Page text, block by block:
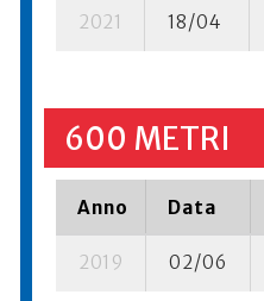
2021 18/04
600 METRI
Anno Data
2019 02/06